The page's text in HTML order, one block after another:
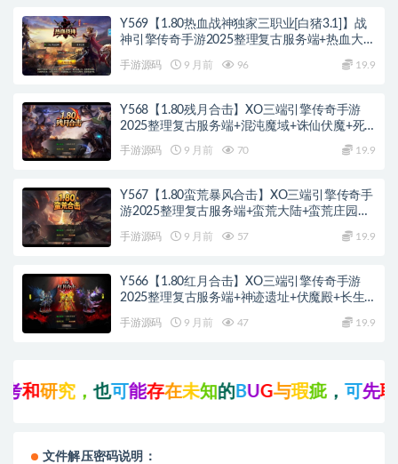
Y569【1.80热血战神独家三职业[白猪3.1]】战
神引擎传奇手游2025整理复古服务端+热血大陆
手游源码 9 月前 96 19.9
Y568【1.80残月合击】XO三端引擎传奇手游
2025整理复古服务端+混沌魔域+诛仙伏魔+死
手游源码 9 月前 70 19.9
Y567【1.80蛮荒暴风合击】XO三端引擎传奇手
游2025整理复古服务端+蛮荒大陆+蛮荒庄园
手游源码 9 月前 57 19.9
Y566【1.80红月合击】XO三端引擎传奇手游
2025整理复古服务端+神迹遗址+伏魔殿+长生
手游源码 9 月前 47 19.9
究，也可能 存在 未知的BUG与 瑕疵，可先联 系 站长
文件解压密码说明：